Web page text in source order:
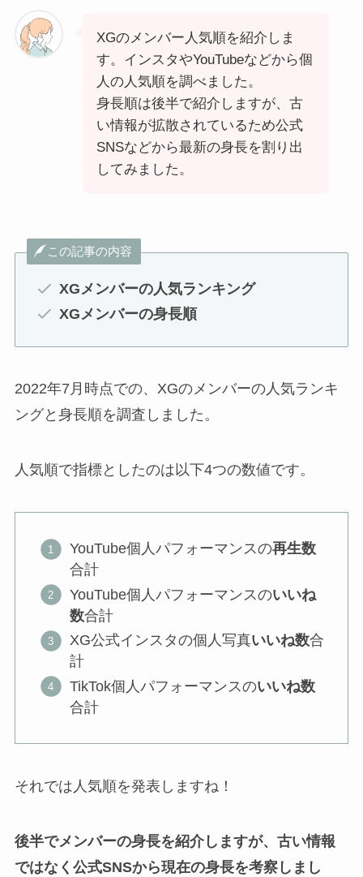
XGのメンバー人気順を紹介しま
す。インスタやYouTubeなどから個
人の人気順を調べました。
身長順は後半で紹介しますが、古
い情報が拡散されているため公式
SNSなどから最新の身長を割り出
してみました。
この記事の内容
XGメンバーの人気ランキング
XGメンバーの身長順
2022年7月時点での、XGのメンバーの人気ランキ
ングと身長順を調査しました。
人気順で指標としたのは以下4つの数値です。
YouTube個人パフォーマンスの再生数
合計
YouTube個人パフォーマンスのいいね
数合計
XG公式インスタの個人写真いいね数合
計
TikTok個人パフォーマンスのいいね数
合計
それでは人気順を発表しますね！
後半でメンバーの身長を紹介しますが、古い情報
ではなく公式SNSから現在の身長を考察しまし